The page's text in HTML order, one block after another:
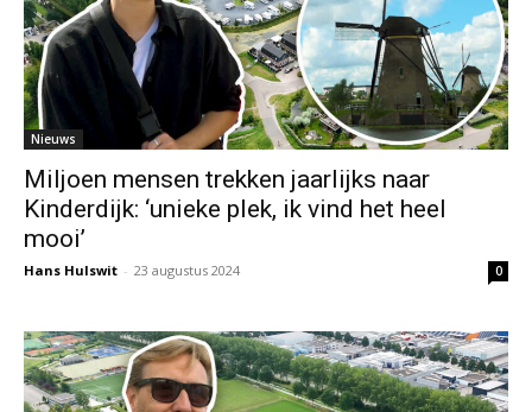
Nieuws
Miljoen mensen trekken jaarlijks naar
Kinderdijk: ‘unieke plek, ik vind het heel
mooi’
Hans Hulswit - 23 augustus 2024 0